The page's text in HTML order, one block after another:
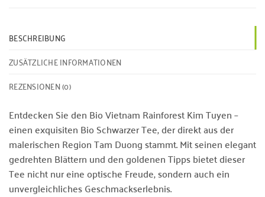
BESCHREIBUNG
ZUSÄTZLICHE INFORMATIONEN
REZENSIONEN (0)
Entdecken Sie den Bio Vietnam Rainforest Kim Tuyen –
einen exquisiten Bio Schwarzer Tee, der direkt aus der
malerischen Region Tam Duong stammt. Mit seinen elegant
gedrehten Blättern und den goldenen Tipps bietet dieser
Tee nicht nur eine optische Freude, sondern auch ein
unvergleichliches Geschmackserlebnis.